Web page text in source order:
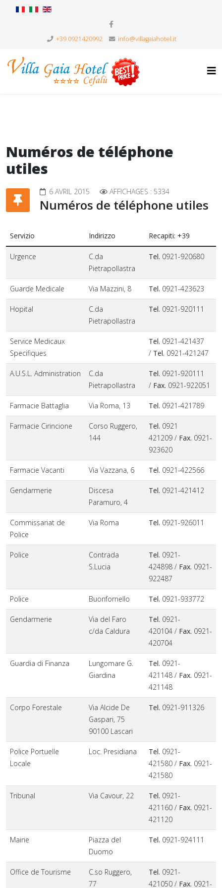
+39 0921420992 info@villagaiahotel.it
Numéros de téléphone
utiles
6 AVRIL 2015 AFFICHAGES : 5334
Numéros de téléphone utiles
Servizio Indirizzo Recapiti: +39
Urgence
C.da
Pietrapollastra
Tel. 0921-920680
Guarde Medicale Via Mazzini, 8 Tel. 0921-423623
Hopital
C.da
Pietrapollastra
Tel. 0921-920111
Service Medicaux
Specifiques
Tel. 0921-421437
/ Tel. 0921-421247
A.U.S.L. Administration
C.da
Pietrapollastra
Tel. 0921-920111
/ Fax. 0921-922051
Farmacie Battaglia Via Roma, 13 Tel. 0921-421789
Farmacie Cirincione
Corso Ruggero,
144
Tel. 0921
421209 / Fax. 0921-
923620
Farmacie Vacanti Via Vazzana, 6 Tel. 0921-422566
Gendarmerie
Discesa
Paramuro, 4
Tel. 0921-421412
Commissariat de
Police
Via Roma Tel. 0921-926011
Police
Contrada
S.Lucia
Tel. 0921-
424898 / Fax. 0921-
922487
Police Buonfornello Tel. 0921-933772
Gendarmerie
Via del Faro
c/da Caldura
Tel. 0921-
420104 / Fax. 0921-
420704
Guardia di Finanza
Lungomare G.
Giardina
Tel. 0921-
421148 / Fax. 0921-
421148
Corpo Forestale
Via Alcide De
Gaspari, 75
90100 Lascari
Tel. 0921-911326
Police Portuelle
Locale
Loc. Presidiana Tel. 0921-
421580 / Fax. 0921-
421580
Tribunal Via Cavour, 22 Tel. 0921-
421160 / Fax. 0921-
421120
Mairie
Piazza del
Duomo
Tel. 0921-924111
Office de Tourisme
C.so Ruggero,
77
Tel. 0921-
421050 / Fax. 0921-